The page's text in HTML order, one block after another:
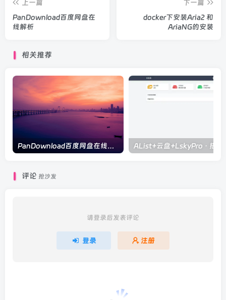
上一篇
PanDownload百度网盘在
线解析
下一篇
docker下安装Aria2 和
AriaNG的安装
相关推荐
PanDownload百度网盘在线解析
评论 抢沙发
请登录后发表评论
登录 注册